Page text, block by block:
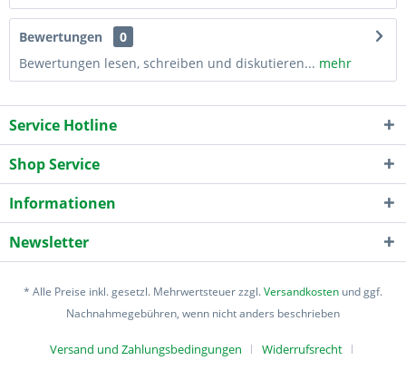
Bewertungen
0
Bewertungen lesen, schreiben und diskutieren... mehr
Service Hotline
Shop Service
Informationen
Newsletter
* Alle Preise inkl. gesetzl. Mehrwertsteuer zzgl.Versandkosten und ggf.
Nachnahmegebühren, wenn nicht anders beschrieben
Versand und Zahlungsbedingungen Widerrufsrecht